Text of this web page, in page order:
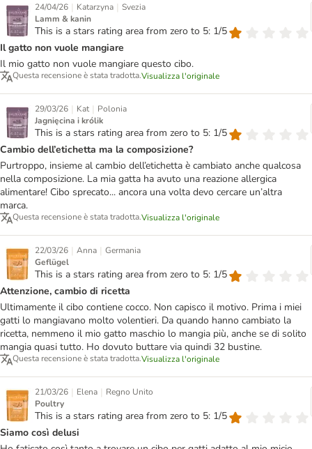
24/04/26 | Katarzyna | Svezia
Lamm & kanin
This is a stars rating area from zero to 5: 1/5
Il gatto non vuole mangiare
Il mio gatto non vuole mangiare questo cibo.
Questa recensione è stata tradotta.Visualizza l'originale
29/03/26 | Kat | Polonia
Jagnięcina i królik
This is a stars rating area from zero to 5: 1/5
Cambio dell’etichetta ma la composizione?
Purtroppo, insieme al cambio dell’etichetta è cambiato anche qualcosa
nella composizione. La mia gatta ha avuto una reazione allergica
alimentare! Cibo sprecato... ancora una volta devo cercare un’altra
marca.
Questa recensione è stata tradotta.Visualizza l'originale
22/03/26 | Anna | Germania
Geflügel
This is a stars rating area from zero to 5: 1/5
Attenzione, cambio di ricetta
Ultimamente il cibo contiene cocco. Non capisco il motivo. Prima i miei
gatti lo mangiavano molto volentieri. Da quando hanno cambiato la
ricetta, nemmeno il mio gatto maschio lo mangia più, anche se di solito
mangia quasi tutto. Ho dovuto buttare via quindi 32 bustine.
Questa recensione è stata tradotta.Visualizza l'originale
21/03/26 | Elena | Regno Unito
Poultry
This is a stars rating area from zero to 5: 1/5
Siamo così delusi